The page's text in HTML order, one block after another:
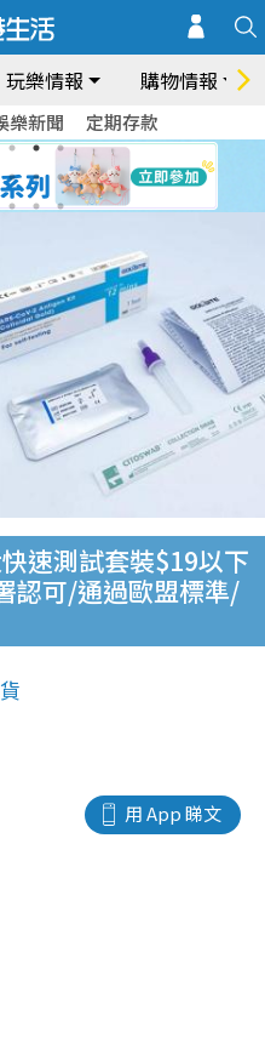
玩樂情報 購物情報
樂新聞 定期存款
速測試套裝$19以下
認可/通過歐盟標準/
用 App 睇文